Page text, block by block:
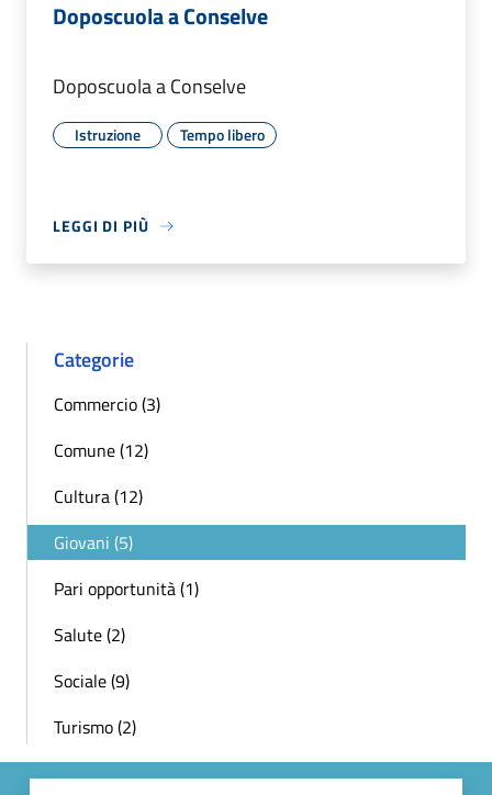
Doposcuola a Conselve
Doposcuola a Conselve
Istruzione Tempo libero
LEGGI DI PIÙ
Categorie
Commercio (3)
Comune (12)
Cultura (12)
Giovani (5)
Pari opportunità (1)
Salute (2)
Sociale (9)
Turismo (2)